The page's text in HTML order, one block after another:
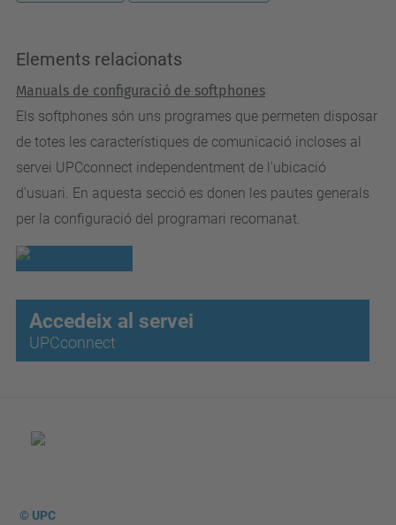
Elements relacionats
Manuals de configuració de softphones
Els softphones són uns programes que permeten disposar
de totes les característiques de comunicació incloses al
servei UPCconnect independentment de l'ubicació
d'usuari. En aquesta secció es donen les pautes generals
per la configuració del programari recomanat.
Accedeix al servei
UPCconnect
© UPC